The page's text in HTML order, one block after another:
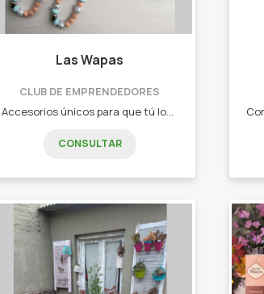
Las Wapas
CLUB DE EMPRENDEDORES
Accesorios únicos para que tú look resalte siempre. •Collares. •Pulseras. •Aros. •Holders.
CONSULTAR